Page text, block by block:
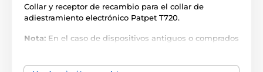
Collar y receptor de recambio para el collar de
adiestramiento electrónico Patpet T720.
Nota: En el caso de dispositivos antiguos o comprados